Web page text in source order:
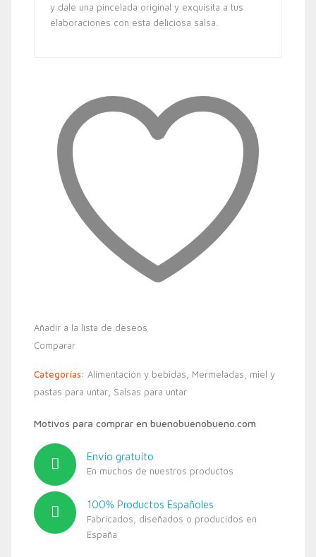
y dale una pincelada original y exquisita a tus
elaboraciones con esta deliciosa salsa.
Añadir a la lista de deseos
Comparar
Categorías: Alimentación y bebidas
Mermeladas, miel y
pastas para untar Salsas para untar
Motivos para comprar en buenobuenobueno.com
Envío gratuíto
En muchos de nuestros productos
100% Productos Españoles
Fabricados, diseñados o producidos en
España